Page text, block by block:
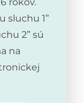
sluchu 1”
2” sú
na